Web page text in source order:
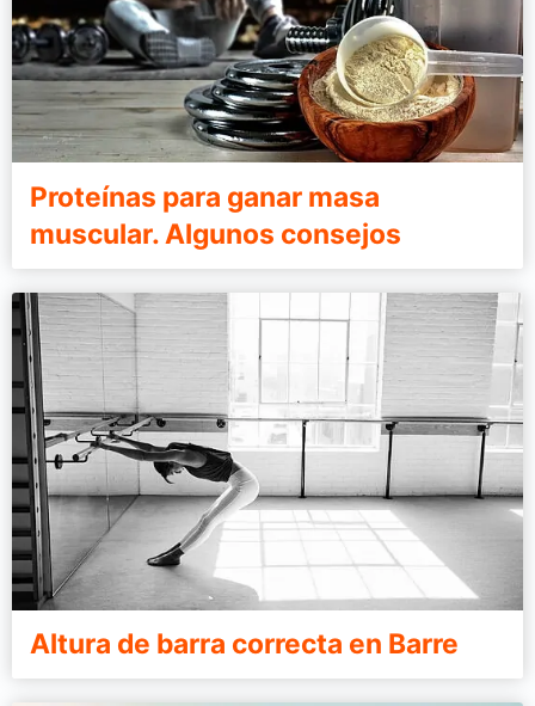
Proteínas para ganar masa
muscular. Algunos consejos
Altura de barra correcta en Barre